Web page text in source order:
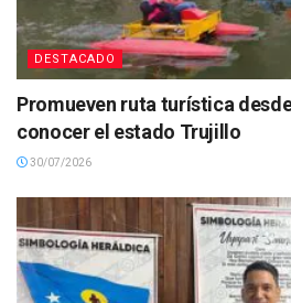
DESTACADO
Promueven ruta turística
conocer el estado Trujillo
30/07/2026